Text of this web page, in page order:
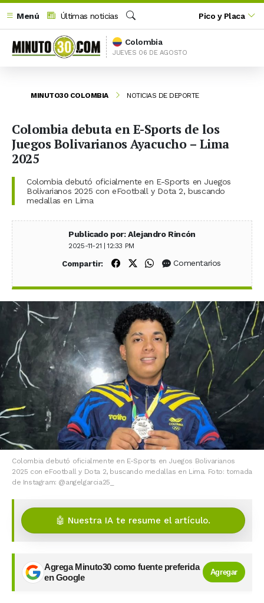
Menú
Últimas noticias
Buscar
Pico y Placa
Colombia
JUEVES 06 DE AGOSTO
MINUTO30 COLOMBIA NOTICIAS DE DEPORTE
Colombia debuta en E-Sports de los
Juegos Bolivarianos Ayacucho – Lima
2025
Colombia debutó oficialmente en E-Sports en Juegos
Bolivarianos 2025 con eFootball y Dota 2, buscando
medallas en Lima
Publicado por: Alejandro Rincón
2025-11-21 | 12:33 PM
Compartir: Compartir en Facebook
Compartir en X (Twitter)
Compartir en WhatsApp
Comentarios
Colombia debutó oficialmente en E-Sports en Juegos Bolivarianos
2025 con eFootball y Dota 2, buscando medallas en Lima. Foto: tomada
de Instagram: @angelgarcia25_
🤖 Nuestra IA te resume el artículo.
Agrega Minuto30 como fuente preferida
en Google
Agregar